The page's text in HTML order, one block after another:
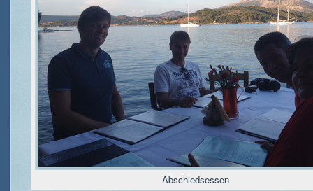
Abschiedsessen